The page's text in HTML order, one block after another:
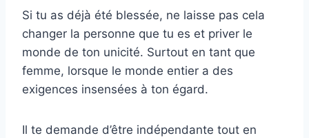
Si tu as déjà été blessée, ne laisse pas cela
changer la personne que tu es et priver le
monde de ton unicité. Surtout en tant que
femme, lorsque le monde entier a des
exigences insensées à ton égard.
Il te demande d’être indépendante tout en